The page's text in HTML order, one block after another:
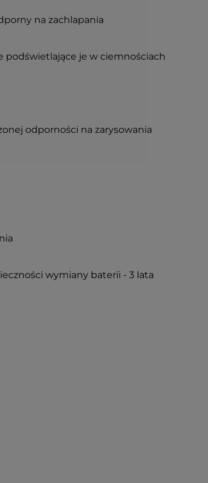
na zachlapania
podświetlające je w ciemnościach
odporności na zarysowania
wymiany baterii - 3 lata